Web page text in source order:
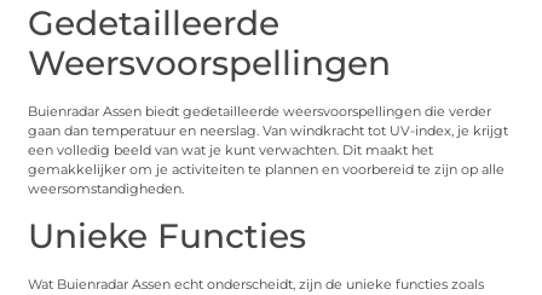
Gedetailleerde
Weersvoorspellingen
Buienradar Assen biedt gedetailleerde weersvoorspellingen die verder
gaan dan temperatuur en neerslag. Van windkracht tot UV-index, je krijgt
een volledig beeld van wat je kunt verwachten. Dit maakt het
gemakkelijker om je activiteiten te plannen en voorbereid te zijn op alle
weersomstandigheden.
Unieke Functies
Wat Buienradar Assen echt onderscheidt, zijn de unieke functies zoals